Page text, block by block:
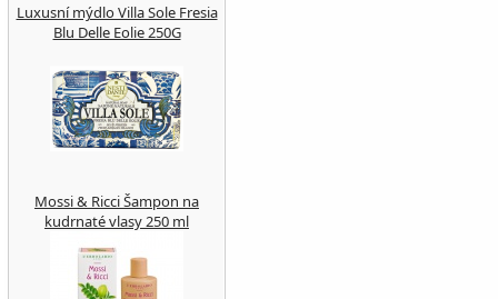
Luxusní mýdlo Villa Sole Fresia
Blu Delle Eolie 250G
Mossi & Ricci Šampon na
kudrnaté vlasy 250 ml